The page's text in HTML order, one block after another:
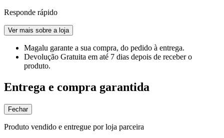
Responde rápido
Ver mais sobre a loja
Magalu garante a sua compra, do pedido à entrega.
Devolução Gratuita em até 7 dias depois de receber o
produto.
Entrega e compra garantida
Fechar
Produto vendido e entregue por loja parceira